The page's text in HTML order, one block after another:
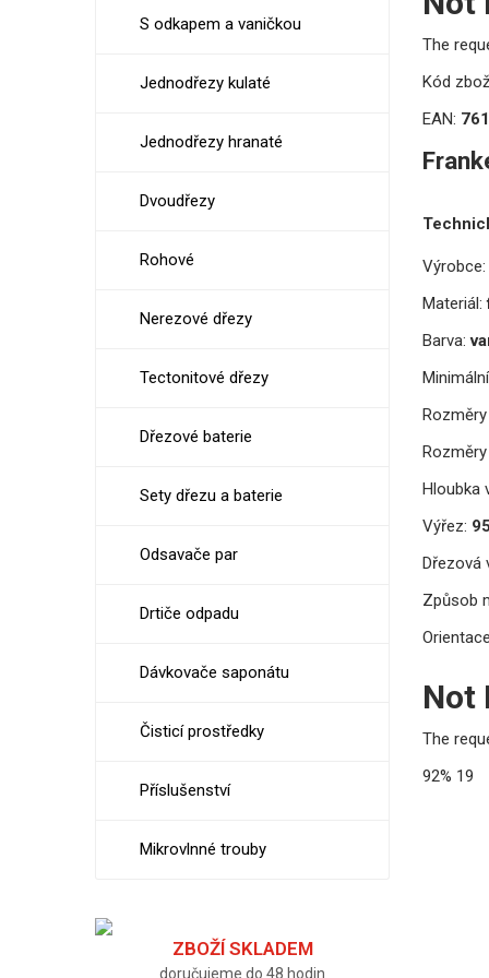
The
Kód
EAN:
Výrobce:
Materiál:
Barva:
Hloubka
Výřez:
Dřezová
Způsob
Not
The
92% 19
S odkapem a vaničkou
Jednodřezy kulaté
Jednodřezy hranaté
Dvoudřezy
Rohové
Nerezové dřezy
Tectonitové dřezy
Dřezové baterie
Sety dřezu a baterie
Odsavače par
Drtiče odpadu
Dávkovače saponátu
Čisticí prostředky
Příslušenství
Mikrovlnné trouby
ZBOŽÍ SKLADEM
doručujeme do 48 hodin